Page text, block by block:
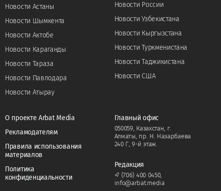
Новости Астаны
Новости Шымкента
Новости Актобе
Новости Караганды
Новости Тараза
Новости Павлодара
Новости Атырау
Новости России
Новости Узбекистана
Новости Кыргызстана
Новости Туркменистана
Новости Таджикистана
Новости США
О проекте Arbat Media
Рекламодателям
Правила использования
материалов
Политика
конфиденциальности
Главный офис
050059, Казахстан, г.
Алматы, пр. Н. Назарбаева
240 Г, 9-й этаж.
Редакция
+7 (706) 400 0450,
info@arbat.media